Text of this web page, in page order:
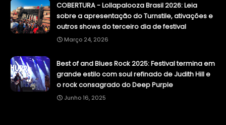
COBERTURA - Lollapalooza Brasil 2026: Leia
sobre a apresentação do Turnstile, ativações e
outros shows do terceiro dia de festival
Março 24, 2026
Best of and Blues Rock 2025: Festival termina em
grande estilo com soul refinado de Judith Hill e
o rock consagrado do Deep Purple
Junho 16, 2025